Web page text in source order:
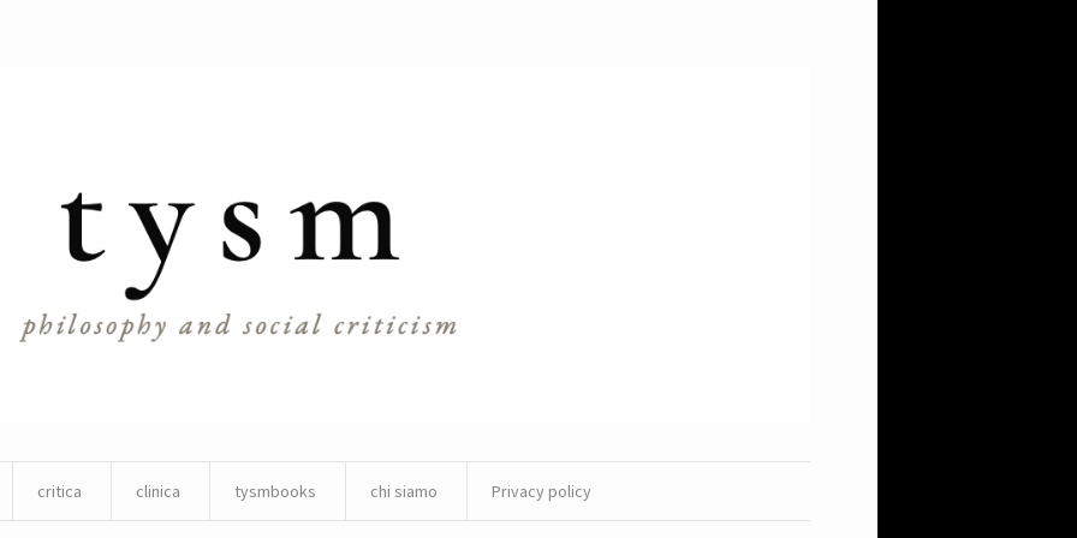
critica clinica tysmbooks chi siamo Privacy policy